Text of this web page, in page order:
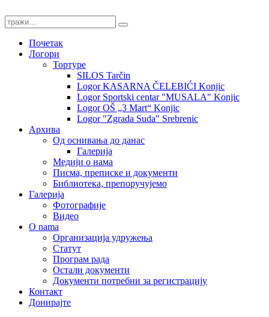
Почетак
Логори
Тортуре
SILOS Tarčin
Logor KASARNA ČELEBIĆI Konjic
Logor Sportski centar "MUSALA" Konjic
Logor OŠ „3 Mart“ Konjic
Logor "Zgrada Suda" Srebrenic
Архива
Од оснивања до данас
Галерија
Медији о нама
Писма, преписке и документи
Библиотека, препоручујемо
Галерија
Фотографије
Видео
O nama
Организација удружења
Статут
Програм рада
Остали документи
Документи потребни за регистрацију
Контакт
Донирајте